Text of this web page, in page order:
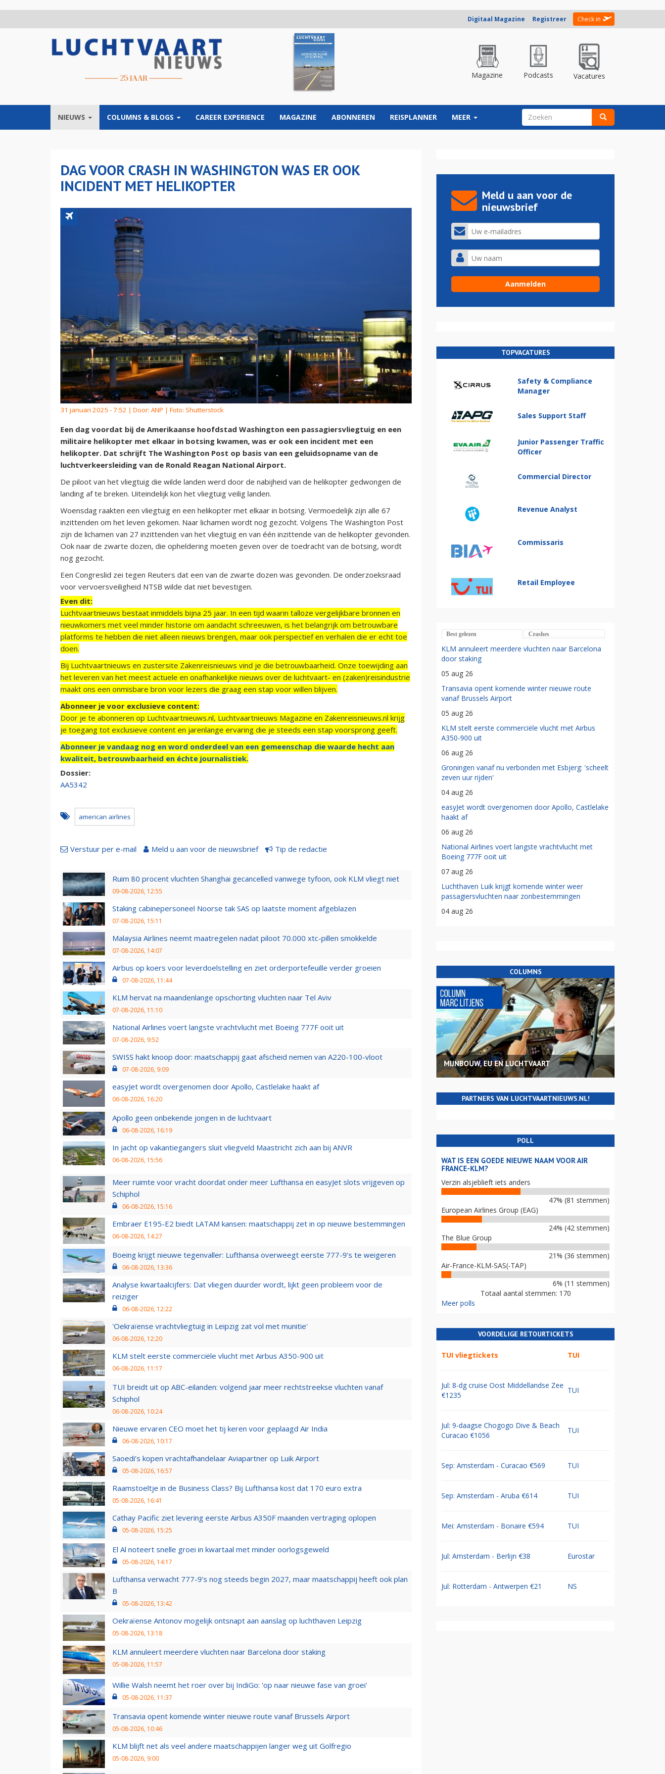
Digitaal Magazine Registreer Check in
Magazine Podcasts Vacatures
NIEUWS COLUMNS & BLOGS CAREER EXPERIENCE MAGAZINE ABONNEREN REISPLANNER MEER ZOEKVELD
DAG VOOR CRASH IN WASHINGTON WAS ER OOK
INCIDENT MET HELIKOPTER
31 januari 2025 - 7:52 | Door: ANP | Foto: Shutterstock
Een dag voordat bij de Amerikaanse hoofdstad Washington een passagiersvliegtuig en een
militaire helikopter met elkaar in botsing kwamen, was er ook een incident met een
helikopter. Dat schrijft The Washington Post op basis van een geluidsopname van de
luchtverkeersleiding van de Ronald Reagan National Airport.
De piloot van het vliegtuig die wilde landen werd door de nabijheid van de helikopter gedwongen de
landing af te breken. Uiteindelijk kon het vliegtuig veilig landen.
Woensdag raakten een vliegtuig en een helikopter met elkaar in botsing. Vermoedelijk zijn alle 67
inzittenden om het leven gekomen. Naar lichamen wordt nog gezocht. Volgens The Washington Post
zijn de lichamen van 27 inzittenden van het vliegtuig en van één inzittende van de helikopter gevonden.
Ook naar de zwarte dozen, die opheldering moeten geven over de toedracht van de botsing, wordt
nog gezocht.
Een Congreslid zei tegen Reuters dat een van de zwarte dozen was gevonden. De onderzoeksraad
voor vervoersveiligheid NTSB wilde dat niet bevestigen.
Even dit:
Luchtvaartnieuws bestaat inmiddels bijna 25 jaar. In een tijd waarin talloze vergelijkbare bronnen en
nieuwkomers met veel minder historie om aandacht schreeuwen, is het belangrijk om betrouwbare
platforms te hebben die niet alleen nieuws brengen, maar ook perspectief en verhalen die er echt toe
doen.
Bij Luchtvaartnieuws en zustersite Zakenreisnieuws vind je die betrouwbaarheid. Onze toewijding aan
het leveren van het meest actuele en onafhankelijke nieuws over de luchtvaart- en (zaken)reisindustrie
maakt ons een onmisbare bron voor lezers die graag een stap voor willen blijven.
Abonneer je voor exclusieve content:
Door je te abonneren op Luchtvaartnieuws.nl, Luchtvaartnieuws Magazine en Zakenreisnieuws.nl krijg
je toegang tot exclusieve content en jarenlange ervaring die je steeds een stap voorsprong geeft.
Abonneer je vandaag nog en word onderdeel van een gemeenschap die waarde hecht aan
kwaliteit, betrouwbaarheid en échte journalistiek.
Dossier:
AA5342
american airlines
Verstuur per e-mail Meld u aan voor de nieuwsbrief Tip de redactie
Ruim 80 procent vluchten Shanghai gecancelled vanwege tyfoon, ook KLM vliegt niet
09-08-2026, 12:55
Staking cabinepersoneel Noorse tak SAS op laatste moment afgeblazen
07-08-2026, 15:11
Malaysia Airlines neemt maatregelen nadat piloot 70.000 xtc-pillen smokkelde
07-08-2026, 14:07
Airbus op koers voor leverdoelstelling en ziet orderportefeuille verder groeien
07-08-2026, 11:44
KLM hervat na maandenlange opschorting vluchten naar Tel Aviv
07-08-2026, 11:10
National Airlines voert langste vrachtvlucht met Boeing 777F ooit uit
07-08-2026, 9:52
SWISS hakt knoop door: maatschappij gaat afscheid nemen van A220-100-vloot
07-08-2026, 9:09
easyJet wordt overgenomen door Apollo, Castlelake haakt af
06-08-2026, 16:20
Apollo geen onbekende jongen in de luchtvaart
06-08-2026, 16:19
In jacht op vakantiegangers sluit vliegveld Maastricht zich aan bij ANVR
06-08-2026, 15:56
Meer ruimte voor vracht doordat onder meer Lufthansa en easyJet slots vrijgeven op
Schiphol
06-08-2026, 15:16
Embraer E195-E2 biedt LATAM kansen: maatschappij zet in op nieuwe bestemmingen
06-08-2026, 14:27
Boeing krijgt nieuwe tegenvaller: Lufthansa overweegt eerste 777-9’s te weigeren
06-08-2026, 13:36
Analyse kwartaalcijfers: Dat vliegen duurder wordt, lijkt geen probleem voor de
reiziger
06-08-2026, 12:22
'Oekraïense vrachtvliegtuig in Leipzig zat vol met munitie'
06-08-2026, 12:20
KLM stelt eerste commerciële vlucht met Airbus A350-900 uit
06-08-2026, 11:17
TUI breidt uit op ABC-eilanden: volgend jaar meer rechtstreekse vluchten vanaf
Schiphol
06-08-2026, 10:24
Nieuwe ervaren CEO moet het tij keren voor geplaagd Air India
06-08-2026, 10:17
Saoedi’s kopen vrachtafhandelaar Aviapartner op Luik Airport
05-08-2026, 16:57
Raamstoeltje in de Business Class? Bij Lufthansa kost dat 170 euro extra
05-08-2026, 16:41
Cathay Pacific ziet levering eerste Airbus A350F maanden vertraging oplopen
05-08-2026, 15:25
El Al noteert snelle groei in kwartaal met minder oorlogsgeweld
05-08-2026, 14:17
Lufthansa verwacht 777-9’s nog steeds begin 2027, maar maatschappij heeft ook plan
B
05-08-2026, 13:42
Oekraïense Antonov mogelijk ontsnapt aan aanslag op luchthaven Leipzig
05-08-2026, 13:18
KLM annuleert meerdere vluchten naar Barcelona door staking
05-08-2026, 11:57
Willie Walsh neemt het roer over bij IndiGo: 'op naar nieuwe fase van groei'
05-08-2026, 11:37
Transavia opent komende winter nieuwe route vanaf Brussels Airport
05-08-2026, 10:46
KLM blijft net als veel andere maatschappijen langer weg uit Golfregio
05-08-2026, 9:00
Meld u aan voor de
nieuwsbrief
TOPVACATURES
Safety & Compliance
Manager
Sales Support Staff
Junior Passenger Traffic
Officer
Commercial Director
Revenue Analyst
Commissaris
Retail Employee
Best gelezen Crashes
KLM annuleert meerdere vluchten naar Barcelona
door staking
05 aug 26
Transavia opent komende winter nieuwe route
vanaf Brussels Airport
05 aug 26
KLM stelt eerste commerciële vlucht met Airbus
A350-900 uit
06 aug 26
Groningen vanaf nu verbonden met Esbjerg: 'scheelt
zeven uur rijden'
04 aug 26
easyJet wordt overgenomen door Apollo, Castlelake
haakt af
06 aug 26
National Airlines voert langste vrachtvlucht met
Boeing 777F ooit uit
07 aug 26
Luchthaven Luik krijgt komende winter weer
passagiersvluchten naar zonbestemmingen
04 aug 26
COLUMNS
MIJNBOUW, EU EN LUCHTVAART
PARTNERS VAN LUCHTVAARTNIEUWS.NL!
POLL
WAT IS EEN GOEDE NIEUWE NAAM VOOR AIR
FRANCE-KLM?
Verzin alsjeblieft iets anders
47% (81 stemmen)
European Airlines Group (EAG)
24% (42 stemmen)
The Blue Group
21% (36 stemmen)
Air-France-KLM-SAS(-TAP)
6% (11 stemmen)
Totaal aantal stemmen: 170
Meer polls
VOORDELIGE RETOURTICKETS
TUI vliegtickets TUI
Jul: 8-dg cruise Oost Middellandse Zee
€1235
TUI
Jul: 9-daagse Chogogo Dive & Beach
Curacao €1056
TUI
Sep: Amsterdam - Curacao €569 TUI
Sep: Amsterdam - Aruba €614 TUI
Mei: Amsterdam - Bonaire €594 TUI
Jul: Amsterdam - Berlijn €38 Eurostar
Jul: Rotterdam - Antwerpen €21 NS